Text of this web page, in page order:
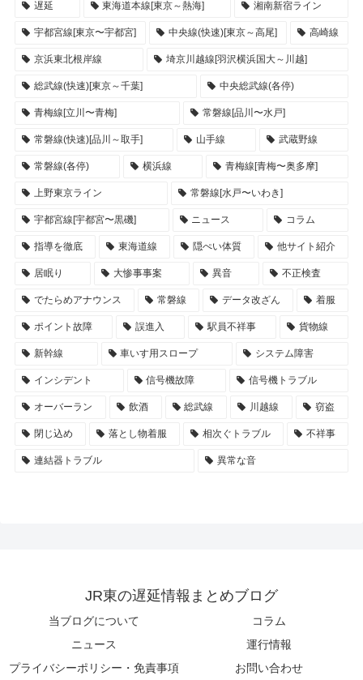
遅延 東海道本線[東京～熱海] 湘南新宿ライン
宇都宮線[東京〜宇都宮] 中央線(快速)[東京～高尾] 高崎線
京浜東北根岸線 埼京川越線[羽沢横浜国大～川越]
総武線(快速)[東京～千葉] 中央総武線(各停)
青梅線[立川〜青梅] 常磐線[品川〜水戸]
常磐線(快速)[品川～取手] 山手線 武蔵野線
常磐線(各停) 横浜線 青梅線[青梅〜奥多摩]
上野東京ライン 常磐線[水戸〜いわき]
宇都宮線[宇都宮〜黒磯] ニュース コラム
指導を徹底 東海道線 隠ぺい体質 他サイト紹介
居眠り 大惨事事案 異音 不正検査
でたらめアナウンス 常磐線 データ改ざん 着服
ポイント故障 誤進入 駅員不祥事 貨物線
新幹線 車いす用スロープ システム障害
インシデント 信号機故障 信号機トラブル
オーバーラン 飲酒 総武線 川越線 窃盗
閉じ込め 落とし物着服 相次ぐトラブル 不祥事
連結器トラブル 異常な音
JR東の遅延情報まとめブログ
当ブログについて
コラム
ニュース
運行情報
プライバシーポリシー・免責事項
お問い合わせ